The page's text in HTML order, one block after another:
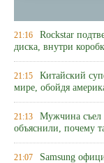
21:16 Rockstar
диска, внутри
21:15 Китайский
мире, обойдя
21:13 Мужчина съел
объяснили, почему
21:07 Samsung